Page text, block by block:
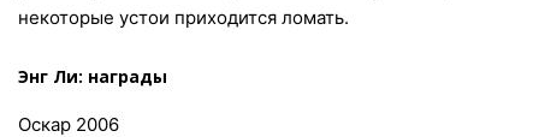
некоторые устои приходится ломать.
Энг Ли: награды
Оскар 2006